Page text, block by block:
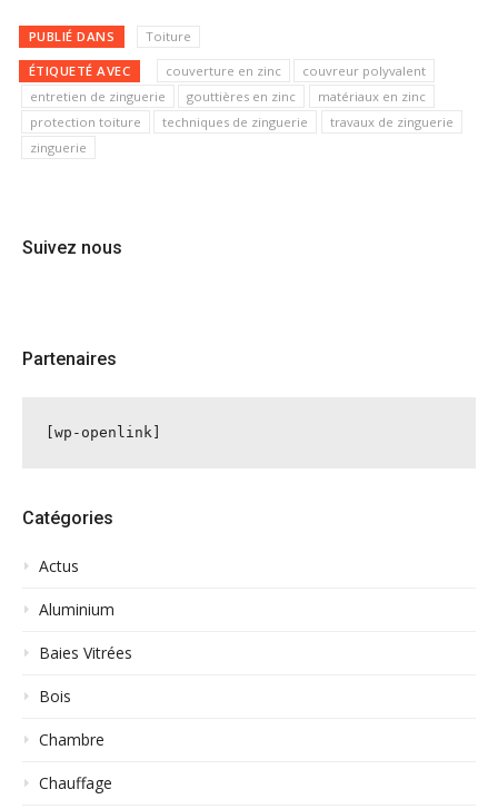
PUBLIÉ DANS Toiture
ÉTIQUETÉ AVEC couverture en zinc
couvreur polyvalent
entretien de zinguerie
gouttières en zinc
matériaux en zinc
protection toiture
techniques de zinguerie
travaux de zinguerie
zinguerie
Suivez nous
Partenaires
[wp-openlink]
Catégories
Actus
Aluminium
Baies Vitrées
Bois
Chambre
Chauffage